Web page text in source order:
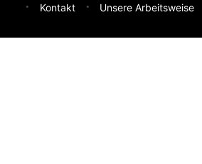
Kontakt
Unsere Arbeitsweise